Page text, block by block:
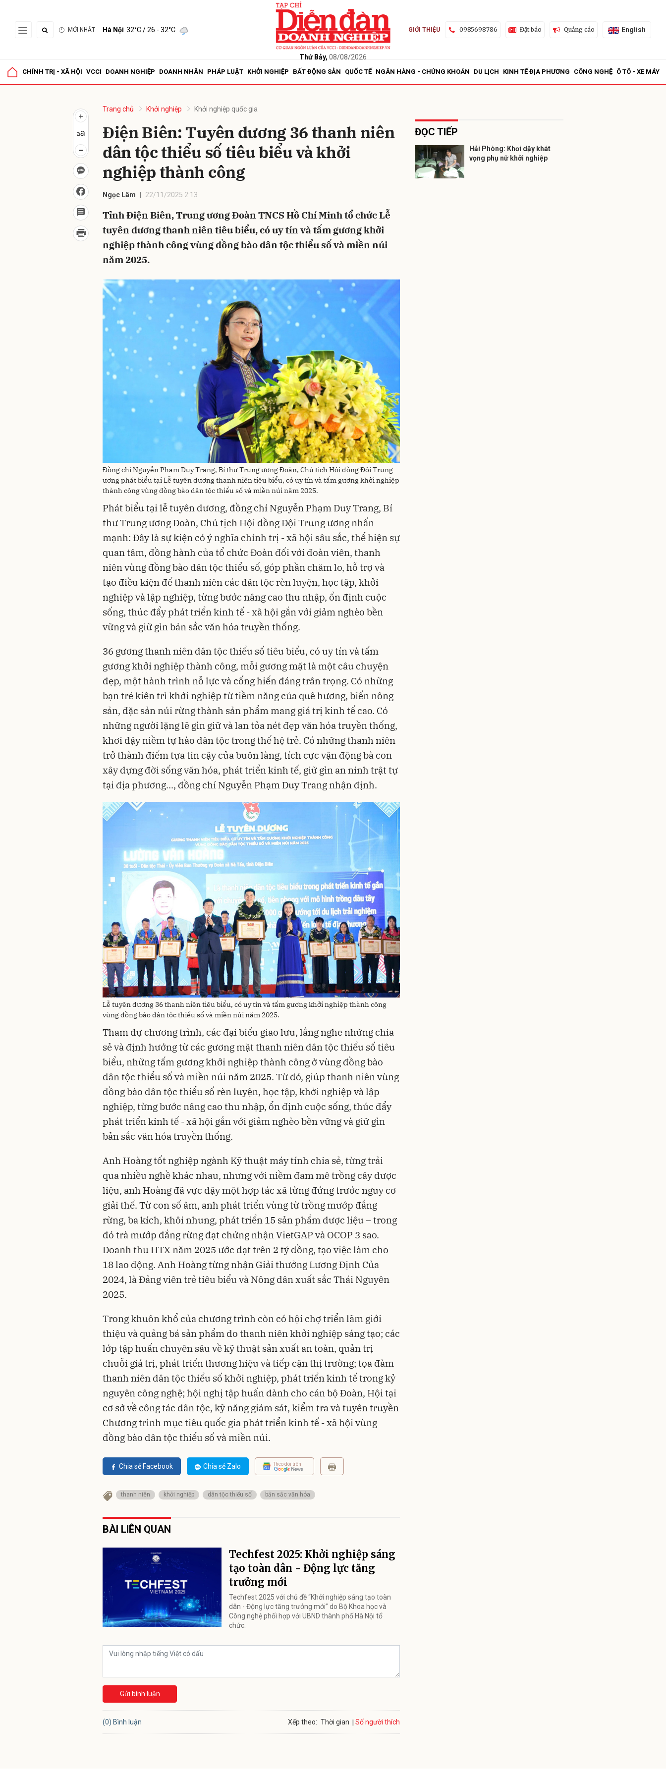
MỚI NHẤT Hà Nội 32°C/ 26 - 32°C
Thứ Bảy, 08/08/2026
GIỚI THIỆU 0985698786 Đặt báo Quảng cáo English
CHÍNH TRỊ - XÃ HỘI VCCI DOANH NGHIỆP DOANH NHÂN PHÁP LUẬT KHỞI NGHIỆP BẤT ĐỘNG SẢN QUỐC TẾ NGÂN HÀNG - CHỨNG KHOÁN DU LỊCH KINH TẾ ĐỊA PHƯƠNG CÔNG NGHỆ Ô TÔ - XE MÁY
Trang chủ Khởi nghiệp Khởi nghiệp quốc gia
Điện Biên: Tuyên dương 36 thanh niên
dân tộc thiểu số tiêu biểu và khởi
nghiệp thành công
Ngọc Lâm 22/11/2025 2:13
Tỉnh Điện Biên, Trung ương Đoàn TNCS Hồ Chí Minh tổ chức Lễ
tuyên dương thanh niên tiêu biểu, có uy tín và tấm gương khởi
nghiệp thành công vùng đồng bào dân tộc thiểu số và miền núi
năm 2025.
Đồng chí Nguyễn Phạm Duy Trang, Bí thư Trung ương Đoàn, Chủ tịch Hội đồng Đội Trung
ương phát biểu tại Lễ tuyên dương thanh niên tiêu biểu, có uy tín và tấm gương khởi nghiệp
thành công vùng đồng bào dân tộc thiểu số và miền núi năm 2025.
Phát biểu tại lễ tuyên dương, đồng chí Nguyễn Phạm Duy Trang, Bí
thư Trung ương Đoàn, Chủ tịch Hội đồng Đội Trung ương nhấn
mạnh: Đây là sự kiện có ý nghĩa chính trị - xã hội sâu sắc, thể hiện sự
quan tâm, đồng hành của tổ chức Đoàn đối với đoàn viên, thanh
niên vùng đồng bào dân tộc thiểu số, góp phần chăm lo, hỗ trợ và
tạo điều kiện để thanh niên các dân tộc rèn luyện, học tập, khởi
nghiệp và lập nghiệp, từng bước nâng cao thu nhập, ổn định cuộc
sống, thúc đẩy phát triển kinh tế - xã hội gắn với giảm nghèo bền
vững và giữ gìn bản sắc văn hóa truyền thống.
36 gương thanh niên dân tộc thiểu số tiêu biểu, có uy tín và tấm
gương khởi nghiệp thành công, mỗi gương mặt là một câu chuyện
đẹp, một hành trình nỗ lực và cống hiến đáng trân trọng. Có những
bạn trẻ kiên trì khởi nghiệp từ tiềm năng của quê hương, biến nông
sản, đặc sản núi rừng thành sản phẩm mang giá trị kinh tế cao. Có
những người lặng lẽ gìn giữ và lan tỏa nét đẹp văn hóa truyền thống,
khơi dậy niềm tự hào dân tộc trong thế hệ trẻ. Có những thanh niên
trở thành điểm tựa tin cậy của buôn làng, tích cực vận động bà con
xây dựng đời sống văn hóa, phát triển kinh tế, giữ gìn an ninh trật tự
tại địa phương..., đồng chí Nguyễn Phạm Duy Trang nhận định.
Lễ tuyên dương 36 thanh niên tiêu biểu, có uy tín và tấm gương khởi nghiệp thành công
vùng đồng bào dân tộc thiểu số và miền núi năm 2025.
Tham dự chương trình, các đại biểu giao lưu, lắng nghe những chia
sẻ và định hướng từ các gương mặt thanh niên dân tộc thiểu số tiêu
biểu, những tấm gương khởi nghiệp thành công ở vùng đồng bào
dân tộc thiểu số và miền núi năm 2025. Từ đó, giúp thanh niên vùng
đồng bào dân tộc thiểu số rèn luyện, học tập, khởi nghiệp và lập
nghiệp, từng bước nâng cao thu nhập, ổn định cuộc sống, thúc đẩy
phát triển kinh tế - xã hội gắn với giảm nghèo bền vững và giữ gìn
bản sắc văn hóa truyền thống.
Anh Hoàng tốt nghiệp ngành Kỹ thuật máy tính chia sẻ, từng trải
qua nhiều nghề khác nhau, nhưng với niềm đam mê trồng cây dược
liệu, anh Hoàng đã vực dậy một hợp tác xã từng đứng trước nguy cơ
giải thể. Từ con số âm, anh phát triển vùng từ trồng mướp đắng
rừng, ba kích, khôi nhung, phát triển 15 sản phẩm dược liệu – trong
đó trà mướp đắng rừng đạt chứng nhận VietGAP và OCOP 3 sao.
Doanh thu HTX năm 2025 ước đạt trên 2 tỷ đồng, tạo việc làm cho
18 lao động. Anh Hoàng từng nhận Giải thưởng Lương Định Của
2024, là Đảng viên trẻ tiêu biểu và Nông dân xuất sắc Thái Nguyên
2025.
Trong khuôn khổ của chương trình còn có hội chợ triển lãm giới
thiệu và quảng bá sản phẩm do thanh niên khởi nghiệp sáng tạo; các
lớp tập huấn chuyên sâu về kỹ thuật sản xuất an toàn, quản trị
chuỗi giá trị, phát triển thương hiệu và tiếp cận thị trường; tọa đàm
thanh niên dân tộc thiểu số khởi nghiệp, phát triển kinh tế trong kỷ
nguyên công nghệ; hội nghị tập huấn dành cho cán bộ Đoàn, Hội tại
cơ sở về công tác dân tộc, kỹ năng giám sát, kiểm tra và tuyên truyền
Chương trình mục tiêu quốc gia phát triển kinh tế - xã hội vùng
đồng bào dân tộc thiểu số và miền núi.
Chia sẻ Facebook Chia sẻ Zalo Theo dõi trên
thanh niên khởi nghiệp dân tộc thiểu số bản sắc văn hóa
BÀI LIÊN QUAN
Techfest 2025: Khởi nghiệp sáng
tạo toàn dân - Động lực tăng
trưởng mới
Techfest 2025 với chủ đề “Khởi nghiệp sáng tạo toàn
dân - Động lực tăng trưởng mới” do Bộ Khoa học và
Công nghệ phối hợp với UBND thành phố Hà Nội tổ
chức.
Gửi bình luận
(0) Bình luận Xếp theo: Thời gian Số người thích
ĐỌC TIẾP
Hải Phòng: Khơi dậy khát
vọng phụ nữ khởi nghiệp
Gửi